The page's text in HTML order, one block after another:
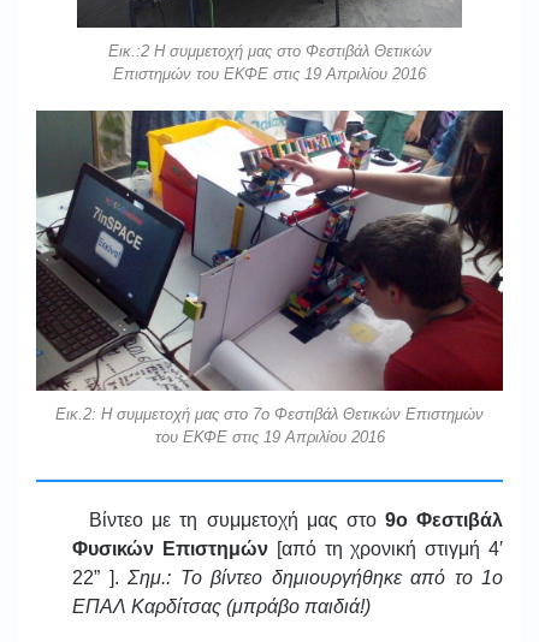
Εικ.:2 Η συμμετοχή μας στο Φεστιβάλ Θετικών
Επιστημών του ΕΚΦΕ στις 19 Απριλίου 2016
Εικ.2: Η συμμετοχή μας στο 7ο Φεστιβάλ Θετικών Επιστημών
του ΕΚΦΕ στις 19 Απριλίου 2016
Βίντεο με τη συμμετοχή μας στο9ο Φεστιβάλ
Φυσικών Επιστημών[από τη χρονική στιγμή 4′
22” ]. Σημ.: Το βίντεο δημιουργήθηκε από το 1ο
ΕΠΑΛ Καρδίτσας (μπράβο παιδιά!)